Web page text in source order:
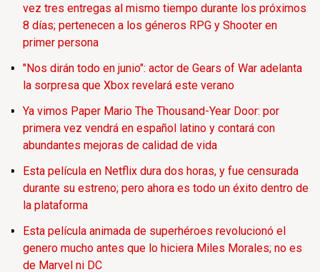
vez tres entregas al mismo tiempo durante los próximos
8 días; pertenecen a los géneros RPG y Shooter en
primer persona
"Nos dirán todo en junio": actor de Gears of War adelanta
la sorpresa que Xbox revelará este verano
Ya vimos Paper Mario The Thousand-Year Door: por
primera vez vendrá en español latino y contará con
abundantes mejoras de calidad de vida
Esta película en Netflix dura dos horas, y fue censurada
durante su estreno; pero ahora es todo un éxito dentro de
la plataforma
Esta película animada de superhéroes revolucionó el
genero mucho antes que lo hiciera Miles Morales; no es
de Marvel ni DC